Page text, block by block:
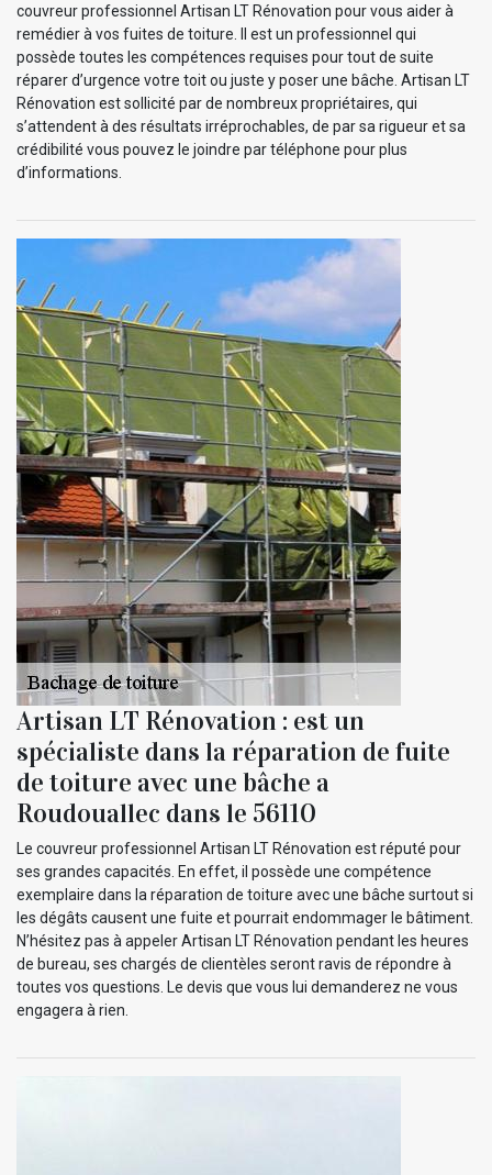
couvreur professionnel Artisan LT Rénovation pour vous aider à
remédier à vos fuites de toiture. Il est un professionnel qui
possède toutes les compétences requises pour tout de suite
réparer d’urgence votre toit ou juste y poser une bâche. Artisan LT
Rénovation est sollicité par de nombreux propriétaires, qui
s’attendent à des résultats irréprochables, de par sa rigueur et sa
crédibilité vous pouvez le joindre par téléphone pour plus
d’informations.
Artisan LT Rénovation : est un
spécialiste dans la réparation de fuite
de toiture avec une bâche a
Roudouallec dans le 56110
Le couvreur professionnel Artisan LT Rénovation est réputé pour
ses grandes capacités. En effet, il possède une compétence
exemplaire dans la réparation de toiture avec une bâche surtout si
les dégâts causent une fuite et pourrait endommager le bâtiment.
N’hésitez pas à appeler Artisan LT Rénovation pendant les heures
de bureau, ses chargés de clientèles seront ravis de répondre à
toutes vos questions. Le devis que vous lui demanderez ne vous
engagera à rien.